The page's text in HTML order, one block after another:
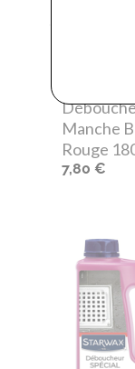
Manche
Rouge
7,80 €